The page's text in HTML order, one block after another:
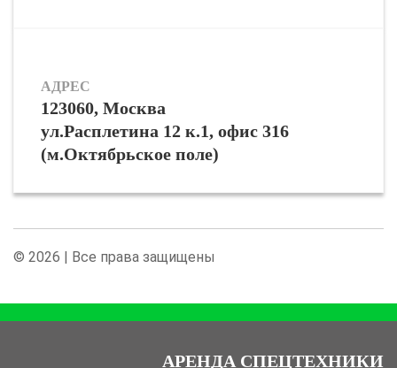
АДРЕС
123060, Москва
ул.Расплетина 12 к.1, офис 316
(м.Октябрьское поле)
© 2026 | Все права защищены
АРЕНДА СПЕЦТЕХНИКИ